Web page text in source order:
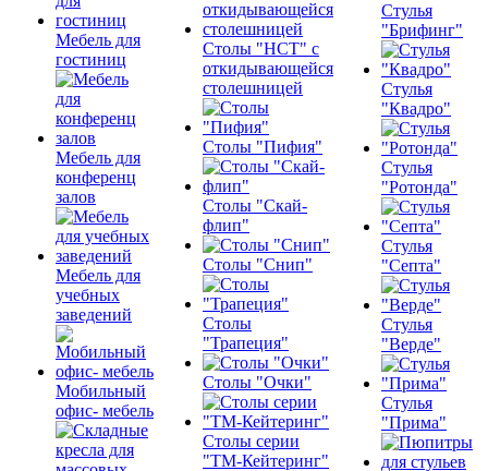
Мебель для
гостиниц
Мебель для
конференц
залов
Мебель для
учебных
заведений
Мобильный
офис- мебель
Столы "НСТ" с
откидывающейся
столешницей
Столы "Пифия"
Столы "Скай-
флип"
Столы "Снип"
Столы
"Трапеция"
Столы "Очки"
Столы серии
"ТМ-Кейтеринг"
Стулья
"Брифинг"
Стулья
"Квадро"
Стулья
"Ротонда"
Стулья
"Септа"
Стулья
"Верде"
Стулья
"Прима"